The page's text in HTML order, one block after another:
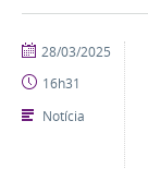
publicado
28/03/2025
16h31
Notícia